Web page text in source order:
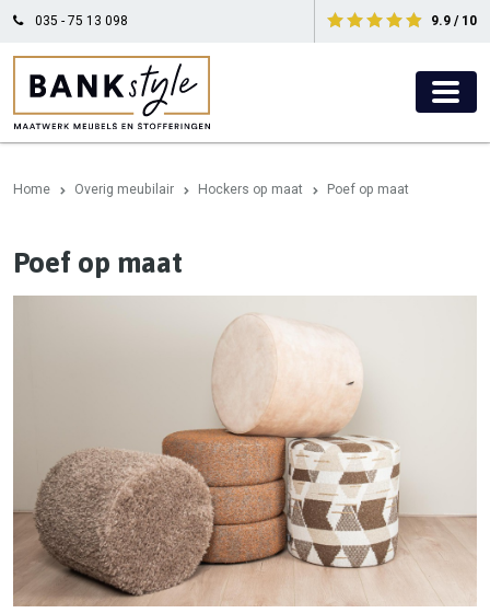
035 - 75 13 098 9.9 / 10
Home Overig meubilair Hockers op maat Poef op maat
Poef op maat